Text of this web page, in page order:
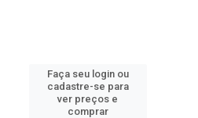
Faça seu login ou
cadastre-se para
ver preços e
comprar